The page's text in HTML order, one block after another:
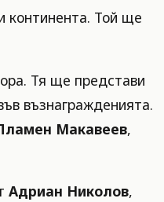
континента. Той ще
Тя ще представи
възнагражденията.
Макавеев,
Адриан Николов,